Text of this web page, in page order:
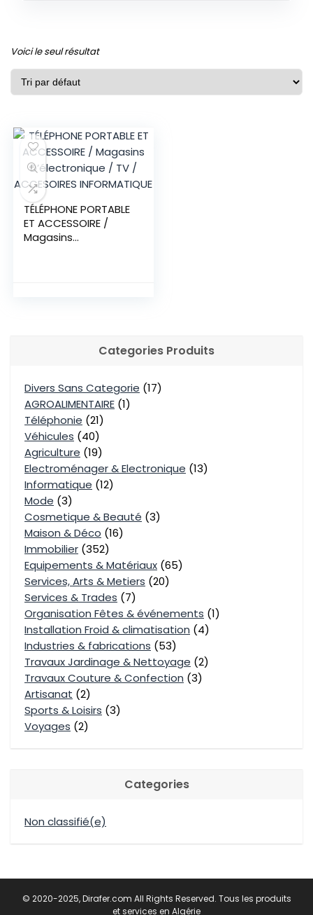
Voici le seul résultat
TÉLÉPHONE PORTABLE
ET ACCESSOIRE /
Magasins
Categories Produits
Divers Sans Categorie (17)
AGROALIMENTAIRE (1)
Téléphonie (21)
Véhicules (40)
Agriculture (19)
Electroménager & Electronique (13)
Informatique (12)
Mode (3)
Cosmetique & Beauté (3)
Maison & Déco (16)
Immobilier (352)
Equipements & Matériaux (65)
Services, Arts & Metiers (20)
Services & Trades (7)
Organisation Fêtes & événements (1)
Installation Froid & climatisation (4)
Industries & fabrications (53)
Travaux Jardinage & Nettoyage (2)
Travaux Couture & Confection (3)
Artisanat (2)
Sports & Loisirs (3)
Voyages (2)
Categories
Non classifié(e)
© 2020-2025, Dirafer.com All Rights Reserved. Tous les produits
et services en Algérie